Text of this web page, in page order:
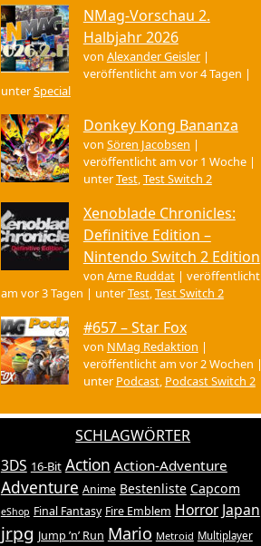
NMag-Vorschau 2.
Halbjahr 2026
von Alexander Geisler|
veröffentlicht am vor 4 Tagen |
unterSpecial
Donkey Kong Bananza
von Sören Jacobsen |
veröffentlicht am vor 1 Woche|
unterTest,Test Switch 2
Xenoblade Chronicles:
Definitive Edition –
Nintendo Switch 2 Edition
von Arne Ruddat| veröffentlicht
am vor 3 Tagen | unterTest,Test Switch 2
#657 – Star Fox
von NMag Redaktion |
veröffentlicht am vor 2 Wochen |
unter Podcast, Podcast Switch 2
SCHLAGWÖRTER
3DS 16-Bit Action Action-Adventure
Adventure Anime Bestenliste Capcom
eShop Final Fantasy Fire Emblem Horror Japan
jrpg Jump ’n’ Run Mario Metroid Multiplayer